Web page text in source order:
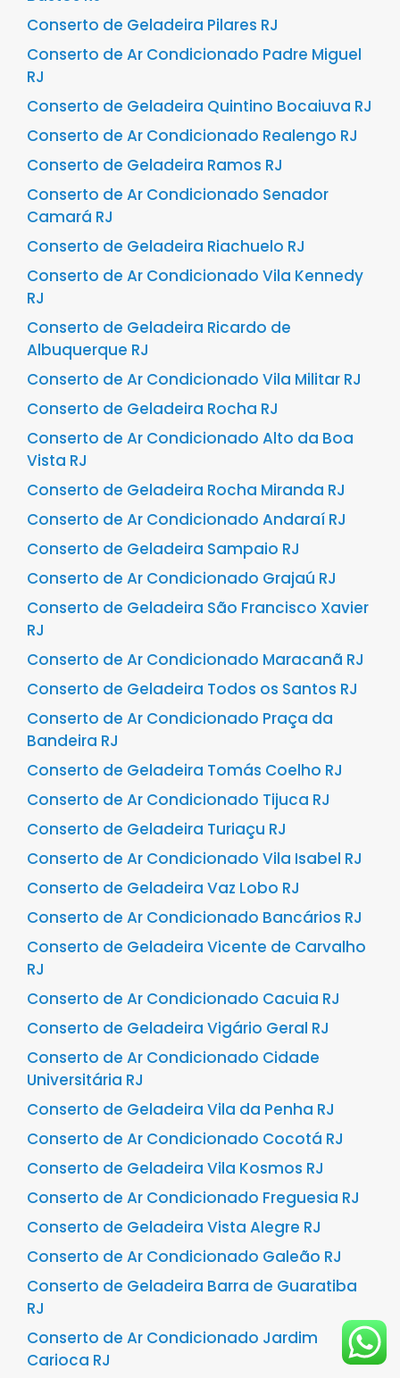
Conserto de Geladeira Pilares RJ
Conserto de Ar Condicionado Padre Miguel
RJ
Conserto de Geladeira Quintino Bocaiuva RJ
Conserto de Ar Condicionado Realengo RJ
Conserto de Geladeira Ramos RJ
Conserto de Ar Condicionado Senador
Camará RJ
Conserto de Geladeira Riachuelo RJ
Conserto de Ar Condicionado Vila Kennedy
RJ
Conserto de Geladeira Ricardo de
Albuquerque RJ
Conserto de Ar Condicionado Vila Militar RJ
Conserto de Geladeira Rocha RJ
Conserto de Ar Condicionado Alto da Boa
Vista RJ
Conserto de Geladeira Rocha Miranda RJ
Conserto de Ar Condicionado Andaraí RJ
Conserto de Geladeira Sampaio RJ
Conserto de Ar Condicionado Grajaú RJ
Conserto de Geladeira São Francisco Xavier
RJ
Conserto de Ar Condicionado Maracanã RJ
Conserto de Geladeira Todos os Santos RJ
Conserto de Ar Condicionado Praça da
Bandeira RJ
Conserto de Geladeira Tomás Coelho RJ
Conserto de Ar Condicionado Tijuca RJ
Conserto de Geladeira Turiaçu RJ
Conserto de Ar Condicionado Vila Isabel RJ
Conserto de Geladeira Vaz Lobo RJ
Conserto de Ar Condicionado Bancários RJ
Conserto de Geladeira Vicente de Carvalho
RJ
Conserto de Ar Condicionado Cacuia RJ
Conserto de Geladeira Vigário Geral RJ
Conserto de Ar Condicionado Cidade
Universitária RJ
Conserto de Geladeira Vila da Penha RJ
Conserto de Ar Condicionado Cocotá RJ
Conserto de Geladeira Vila Kosmos RJ
Conserto de Ar Condicionado Freguesia RJ
Conserto de Geladeira Vista Alegre RJ
Conserto de Ar Condicionado Galeão RJ
Conserto de Geladeira Barra de Guaratiba
RJ
Conserto de Ar Condicionado Jardim
Carioca RJ